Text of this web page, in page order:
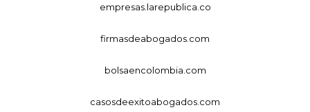
empresas.larepublica.co
firmasdeabogados.com
bolsaencolombia.com
casosdeexitoabogados.com